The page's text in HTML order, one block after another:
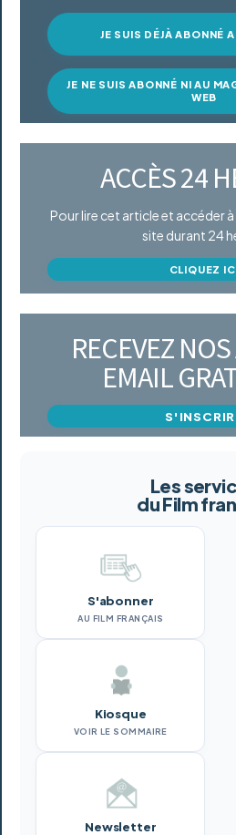
JE SUIS DÉJÀ ABONNÉ
JE NE SUIS ABONNÉ NI AU
WEB
ACCÈS 24
Pour lire cet article et accéder
site durant 24
CLIQUEZ
RECEVEZ
EMAIL
Les
du Film
S'abonner
AU FILM FRANÇAIS
Kiosque
VOIR LE SOMMAIRE
Newsletter